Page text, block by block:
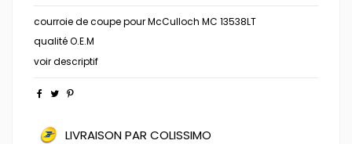
courroie de coupe pour McCulloch MC 13538LT
qualité O.E.M
voir descriptif
LIVRAISON PAR COLISSIMO